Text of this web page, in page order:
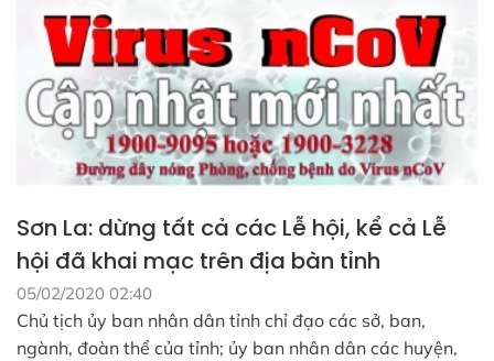
Sơn La: dừng tất cả các Lễ hội, kể cả Lễ
hội đã khai mạc trên địa bàn tỉnh
05/02/2020 02:40
Chủ tịch ủy ban nhân dân tỉnh chỉ đạo các sở, ban,
ngành, đoàn thể của tỉnh; ủy ban nhân dân các huyện,